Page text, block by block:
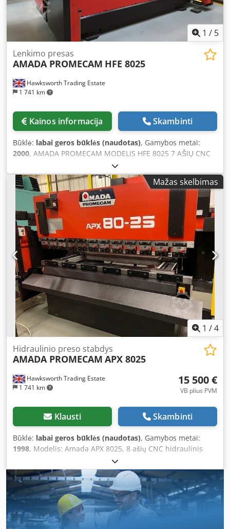
1 / 5
Hawksworth Trading Estate
1 741 km
Lenkimo presas
AMADA PROMECAM HFE 8025
Kainos informacija Skambinti
Būklė: labai geros būklės (naudotas), Gamybos metai:
2000, AMADA PROMECAM MODELIS HFE 8025 7 AŠIŲ CNC
80 TONŲ X 2500 HIDRAULINIS ŽEMYN JUDĖJIMAS LENKIMO
PRESAS Aprašymas: TIPAS: HIDRAULINIS ŽEMYN JUDĖJIMAS
GALIA: 80 TONŲ VALDYMAS: OP 2000 CNC Dodpezbzq Sofx
Ap Hjck AŠIŲ SKAIČIUS: SEPTYNI (X1, X2, Y1, Y2, R1, Z1 ir Z2)
LENKIMO ILGIS: 2500 mm ATIDARYMO AUKŠTIS: 470 mm
EIGOS ILGIS: 200 mm GERKLĖS GYLIS: 420 mm VARIKLIO
GALIA: 7,5 kW ARTĖJIMO GREITIS: 100 mm/s LENKIMO
GREITIS: 10 mm/s GRĄŽINIMO GREITIS: 100 mm/s SERIJA
NR.: V000426 APSAVA: MAŠINOJE ĮRENGTA ERWIN SICK
ELEKTRONINĖ SISTEMA ŠONAS: TARPUOSE UŽSAKINTA
TVORA GALAS: UŽSAKINTA METAI: 2000 KAINA: KLAUSTI
Mažas skelbimas
1 /4
Hawksworth Trading Estate
1 741 km
Hidraulinio preso stabdys
AMADA PROMECAM APX 8025
15 500 €
VB plius PVM
Klausti Skambinti
Būklė: labai geros būklės (naudotas), Gamybos metai:
1998, Modelis: Amada APX 8025, 8 ašių CNC hidraulinis
apatinio eigos lenkimo presas su Operateur II 7 ašių CNC
valdymu. Erwin Sick gamintojo mašinoje montuota šviesos
barjero apsaugos sistema. Metai: 1998 Sandėlio Nr.: 01834
Techninė specifikacija: - Lenkimo jėga: 80 tonų - Darbinis
ilgis: 2500 mm Dodswybcyspfx Ap Hock - CNC valdymo ašių
skaičius: 7 - Hidraulinis viršutinio eigos presas - Valdymas:
OPERATEUR 2 - Atvira aukštis: 370 mm - Eigos ilgis: 100 mm